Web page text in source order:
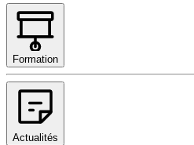
Formation
Actualités